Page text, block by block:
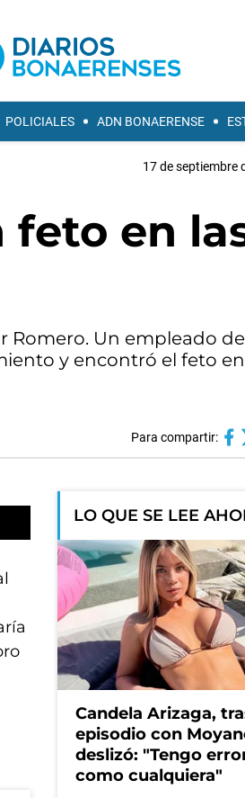
POLICIALES ADN BONAERENSE
17 de septiembre
feto en
Romero. Un empleado de
y encontró el feto
Para compartir:
LO QUE SE LEE
Candela Arizaga,
episodio con
deslizó: "Tengo
como cualquiera"